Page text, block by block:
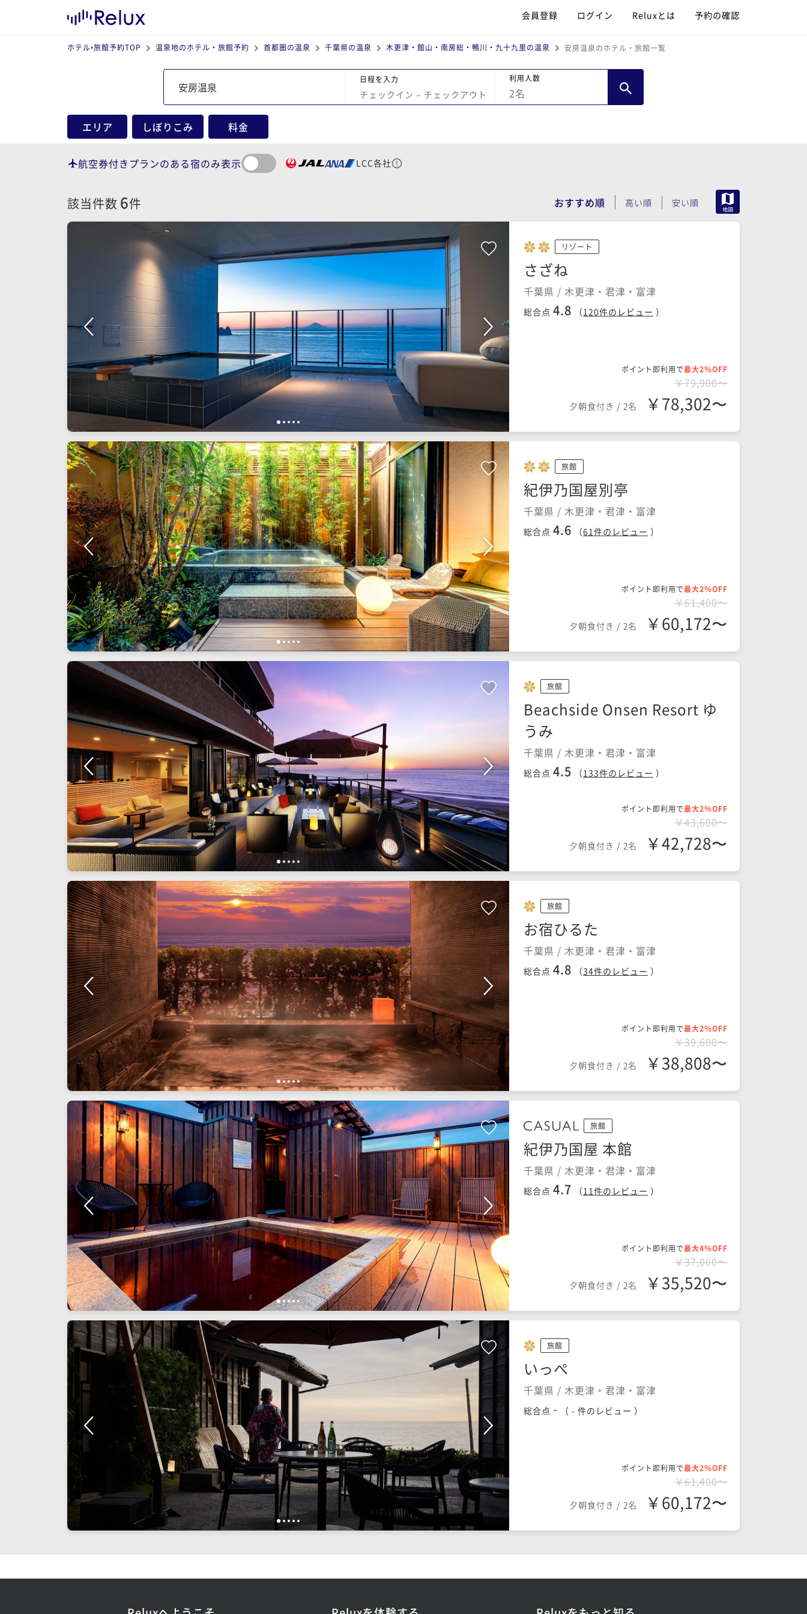
会員登録 ログイン Reluxとは 予約の確認
ホテル•旅館予約TOP 温泉地のホテル・旅館予約 首都圏の温泉 千葉県の温泉 木更津・館山・南房総・鴨川・九十九里の温泉 安房温泉のホテル・旅館一覧
日程を入力
チェックイン − チェックアウト
利用人数
2名
エリア しぼりこみ 料金
航空券付きプランのある宿のみ表示 LCC各社
該当件数 6件 おすすめ順 高い順 安い順
1 2 3 4 5
リゾート
さざね
千葉県 / 木更津・君津・富津
総合点 4.8 （120件のレビュー ）
ポイント即利用で最大2％OFF
￥79,900〜
夕朝食付き / 2名 ￥78,302〜
1 2345
旅館
紀伊乃国屋別亭
千葉県 / 木更津・君津・富津
総合点 4.6 （61件のレビュー ）
ポイント即利用で最大2％OFF
￥61,400〜
夕朝食付き / 2名 ￥60,172〜
1 2 3 4 5
旅館
Beachside Onsen Resort ゆ
うみ
千葉県 / 木更津・君津・富津
総合点 4.5 （133件のレビュー ）
ポイント即利用で最大2％OFF
￥43,600〜
夕朝食付き / 2名 ￥42,728〜
1 2345
旅館
お宿ひるた
千葉県 / 木更津・君津・富津
総合点 4.8 （34件のレビュー ）
ポイント即利用で最大2％OFF
￥39,600〜
夕朝食付き / 2名 ￥38,808〜
1 2345
旅館
紀伊乃国屋 本館
千葉県 / 木更津・君津・富津
総合点 4.7 （11件のレビュー ）
ポイント即利用で最大4％OFF
￥37,000〜
夕朝食付き / 2名 ￥35,520〜
1 2 3 4 5
旅館
いっぺ
千葉県 / 木更津・君津・富津
総合点 - （ - 件のレビュー ）
ポイント即利用で最大2％OFF
￥61,400〜
夕朝食付き / 2名 ￥60,172〜